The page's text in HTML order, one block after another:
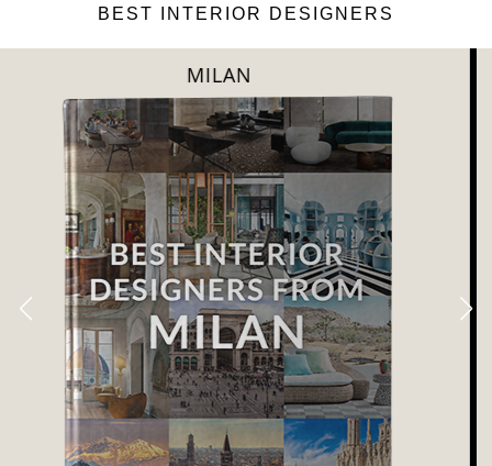
BEST INTERIOR DESIGNERS
DUBAI